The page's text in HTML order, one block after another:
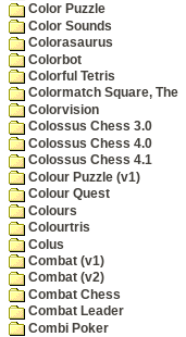
Color Puzzle
Color Sounds
Colorasaurus
Colorbot
Colorful Tetris
Colormatch Square, The
Colorvision
Colossus Chess 3.0
Colossus Chess 4.0
Colossus Chess 4.1
Colour Puzzle (v1)
Colour Quest
Colours
Colourtris
Colus
Combat (v1)
Combat (v2)
Combat Chess
Combat Leader
Combi Poker